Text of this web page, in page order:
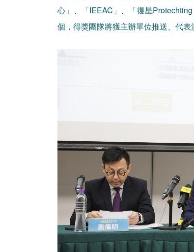
心」、「IEEAC」、「復星
個，得獎團隊將獲主辦單位推送、代表